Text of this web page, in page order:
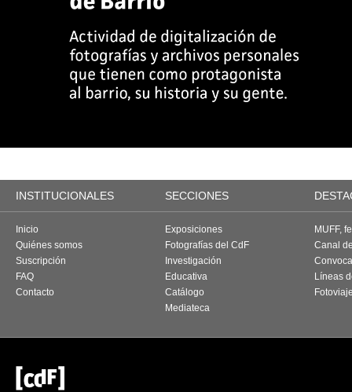
INSTITUCIONALES SECCIONES
Inicio
Quiénes somos
Suscripción
FAQ
Contacto
Exposiciones
Fotografías del CdF
Investigación
Educativa
Catálogo
Mediateca
MUFF,
Canal
Líneas